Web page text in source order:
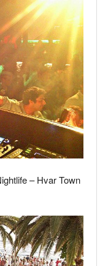
– Hvar Town